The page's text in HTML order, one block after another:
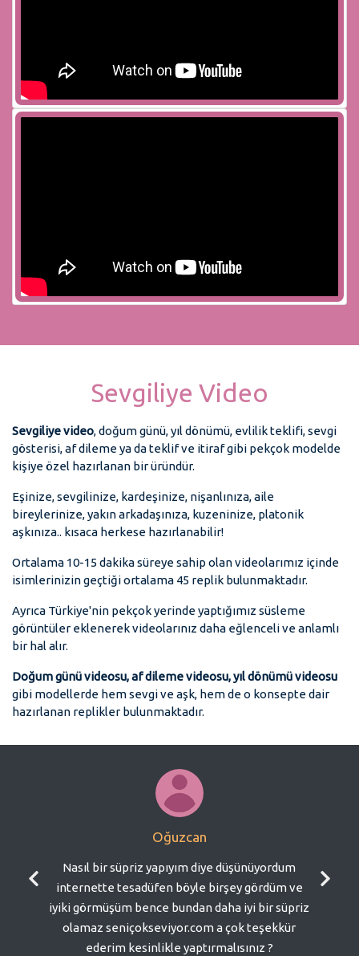
Sevgiliye Video
Sevgiliye video, doğum günü, yıl dönümü, evlilik teklifi, sevgi
gösterisi, af dileme ya da teklif ve itiraf gibi pekçok modelde
kişiye özel hazırlanan bir üründür.
Eşinize, sevgilinize, kardeşinize, nişanlınıza, aile
bireylerinize, yakın arkadaşınıza, kuzeninize, platonik
aşkınıza.. kısaca herkese hazırlanabilir!
Ortalama 10-15 dakika süreye sahip olan videolarımız içinde
isimlerinizin geçtiği ortalama 45 replik bulunmaktadır.
Ayrıca Türkiye'nin pekçok yerinde yaptığımız süsleme
görüntüler eklenerek videolarınız daha eğlenceli ve anlamlı
bir hal alır.
Doğum günü videosu, af dileme videosu, yıl dönümü videosu
gibi modellerde hem sevgi ve aşk, hem de o konsepte dair
hazırlanan replikler bulunmaktadır.
Oğuzcan
Nasıl bir süpriz yapıyım diye düşünüyordum
internette tesadüfen böyle birşey gördüm ve
iyiki görmüşüm bence bundan daha iyi bir süpriz
olamaz seniçokseviyor.com a çok teşekkür
ederim kesinlikle yaptırmalısınız ?